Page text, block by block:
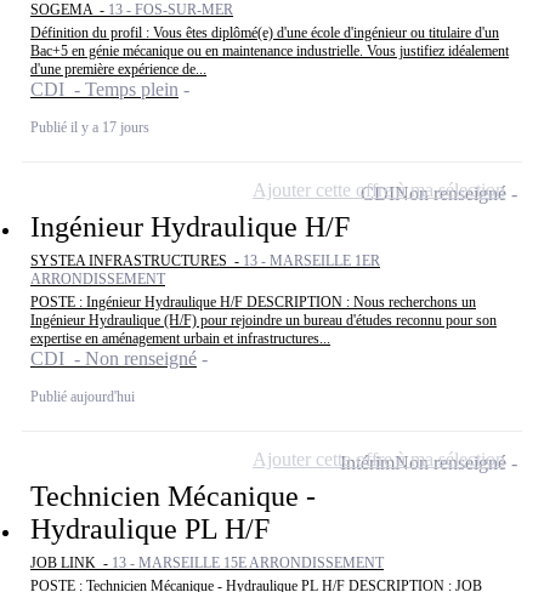
SOGEMA - 13 - FOS-SUR-MER
Définition du profil : Vous êtes diplômé(e) d'une école d'ingénieur ou titulaire d'un
Bac+5 en génie mécanique ou en maintenance industrielle. Vous justifiez idéalement
d'une première expérience de...
CDI - Temps plein
Publié il y a 17 jours
Ingénieur Hydraulique H/F
SYSTEA INFRASTRUCTURES - 13 - MARSEILLE 1ER
ARRONDISSEMENT
POSTE : Ingénieur Hydraulique H/F DESCRIPTION : Nous recherchons un
Ingénieur Hydraulique (H/F) pour rejoindre un bureau d'études reconnu pour son
expertise en aménagement urbain et infrastructures...
CDI - Non renseigné
Publié aujourd'hui
CDINon renseigné
Ajouter cette offre à ma sélection
Technicien Mécanique -
Hydraulique PL H/F
JOB LINK - 13 - MARSEILLE 15E ARRONDISSEMENT
POSTE : Technicien Mécanique - Hydraulique PL H/F DESCRIPTION : JOB
IntérimNon renseigné
Ajouter cette offre à ma sélection